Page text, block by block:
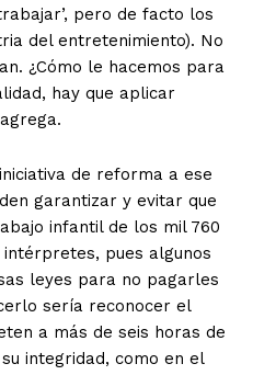
pero de facto los
del entretenimiento). No
¿Cómo le hacemos para
hay que aplicar
de reforma a ese
garantizar y evitar que
infantil de los mil 760
pues algunos
leyes para no pagarles
sería reconocer el
a más de seis horas de
integridad, como en el